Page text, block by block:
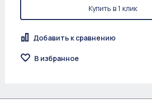
Купить в 1 клик
Добавить к сравнению
В избранное